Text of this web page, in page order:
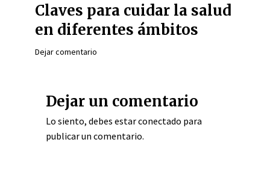
Claves para cuidar la salud
en diferentes ámbitos
Dejar comentario
Dejar un comentario
Lo siento, debes estarconectado para
publicar un comentario.